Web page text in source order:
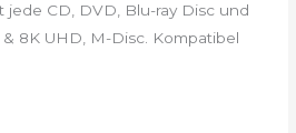
jede CD, DVD, Blu-ray Disc und
8K UHD, M-Disc. Kompatibel